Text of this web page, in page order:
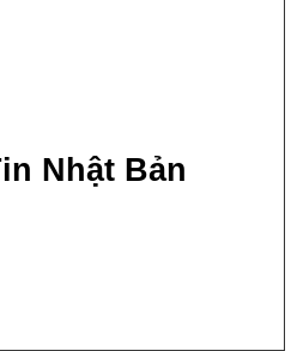
Nhật Bản